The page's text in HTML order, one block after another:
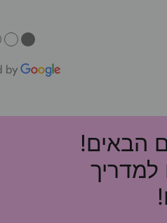
●
הבאים!
למדריך